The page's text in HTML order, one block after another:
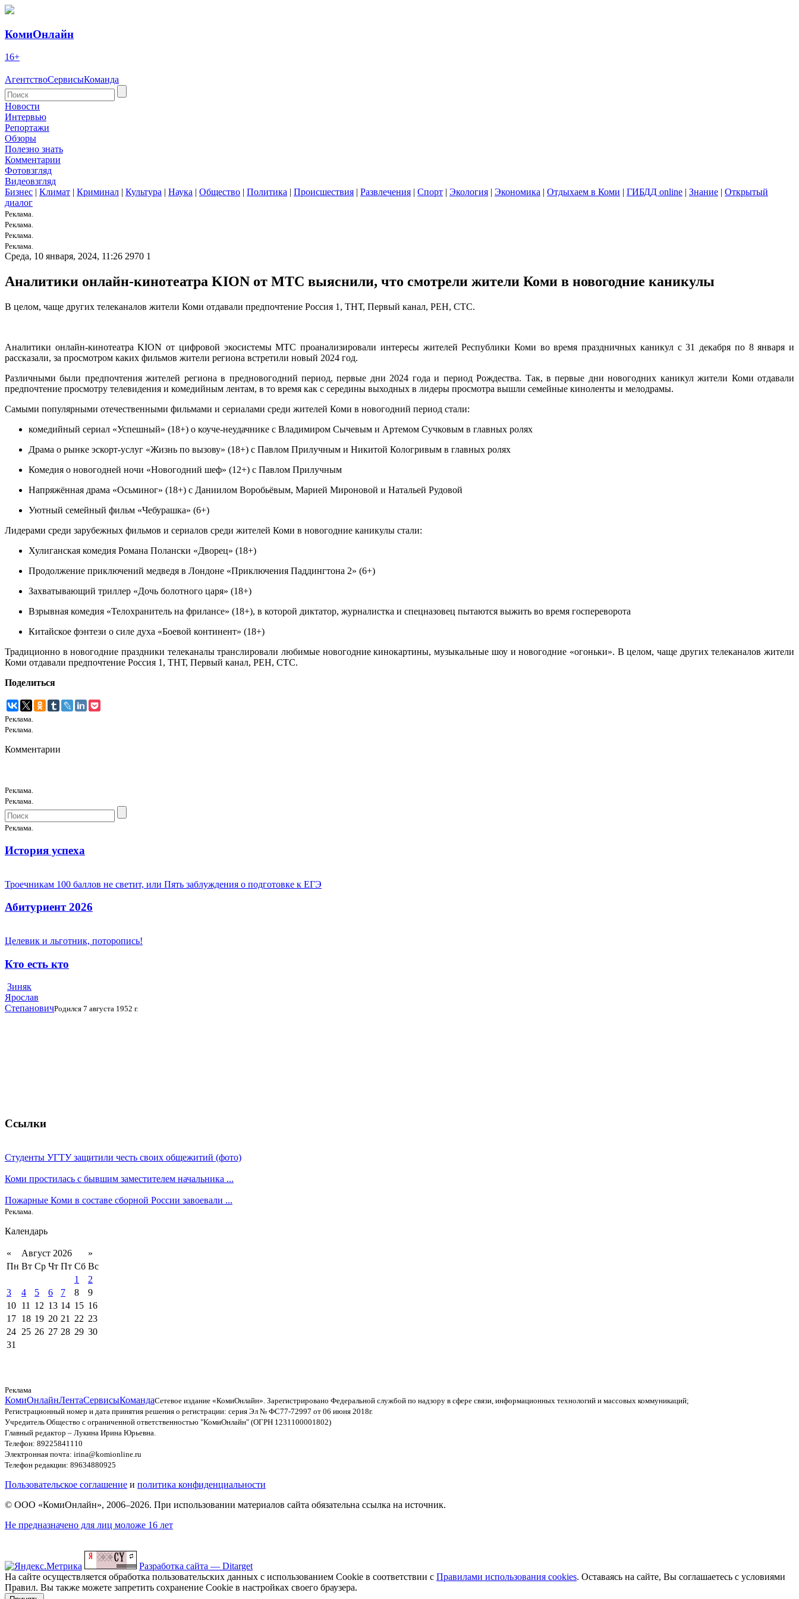
КомиОнлайн
16+
АгентствоСервисыКоманда
Новости
Интервью
Репортажи
Обзоры
Полезно знать
Комментарии
Фотовзгляд
Видеовзгляд
Бизнес | Климат | Криминал | Культура | Наука | Общество | Политика | Происшествия | Развлечения | Спорт | Экология | Экономика | Отдыхаем в Коми | ГИБДД online | Знание | Открытый
диалог
Реклама.
Реклама.
Реклама.
Реклама.
Среда, 10 января, 2024, 11:26 2970 1
Аналитики онлайн-кинотеатра KION от МТС выяснили, что смотрели жители Коми в новогодние каникулы
В целом, чаще других телеканалов жители Коми отдавали предпочтение Россия 1, ТНТ, Первый канал, РЕН, СТС.
Аналитики онлайн-кинотеатра KION от цифровой экосистемы МТС проанализировали интересы жителей Республики Коми во время праздничных каникул с 31 декабря по 8 января и
рассказали, за просмотром каких фильмов жители региона встретили новый 2024 год.
Различными были предпочтения жителей региона в предновогодний период, первые дни 2024 года и период Рождества. Так, в первые дни новогодних каникул жители Коми отдавали
предпочтение просмотру телевидения и комедийным лентам, в то время как с середины выходных в лидеры просмотра вышли семейные киноленты и мелодрамы.
Самыми популярными отечественными фильмами и сериалами среди жителей Коми в новогодний период стали:
комедийный сериал «Успешный» (18+) о коуче-неудачнике с Владимиром Сычевым и Артемом Сучковым в главных ролях
Драма о рынке эскорт-услуг «Жизнь по вызову» (18+) с Павлом Прилучным и Никитой Кологривым в главных ролях
Комедия о новогодней ночи «Новогодний шеф» (12+) с Павлом Прилучным
Напряжённая драма «Осьминог» (18+) с Даниилом Воробьёвым, Марией Мироновой и Натальей Рудовой
Уютный семейный фильм «Чебурашка» (6+)
Лидерами среди зарубежных фильмов и сериалов среди жителей Коми в новогодние каникулы стали:
Хулиганская комедия Романа Полански «Дворец» (18+)
Продолжение приключений медведя в Лондоне «Приключения Паддингтона 2» (6+)
Захватывающий триллер «Дочь болотного царя» (18+)
Взрывная комедия «Телохранитель на фрилансе» (18+), в которой диктатор, журналистка и спецназовец пытаются выжить во время госпереворота
Китайское фэнтези о силе духа «Боевой континент» (18+)
Традиционно в новогодние праздники телеканалы транслировали любимые новогодние кинокартины, музыкальные шоу и новогодние «огоньки». В целом, чаще других телеканалов жители
Коми отдавали предпочтение Россия 1, ТНТ, Первый канал, РЕН, СТС.
Поделиться
Реклама.
Реклама.
Комментарии
Реклама.
Реклама.
Реклама.
История успеха
Троечникам 100 баллов не светит, или Пять заблуждения о подготовке к ЕГЭ
Абитуриент 2026
Целевик и льготник, поторопись!
Кто есть кто
Зиняк
Ярослав
СтепановичРодился 7 августа 1952 г.
Ссылки
Студенты УГТУ защитили честь своих общежитий (фото)
Коми простилась с бывшим заместителем начальника ...
Пожарные Коми в составе сборной России завоевали ...
Реклама.
Календарь
« Август 2026
»
Пн Вт Ср Чт Пт Сб Вс
1
2
3
4 5 6 7 8
9
10 11 12 13 14 15 16
17 18 19 20 21 22 23
24 25 26 27 28 29 30
31
Реклама
КомиОнлайнЛентаСервисыКомандаСетевое издание «КомиОнлайн». Зарегистрировано Федеральной службой по надзору в сфере связи, информационных технологий и массовых коммуникаций;
Регистрационный номер и дата принятия решения о регистрации: серия Эл № ФС77-72997 от 06 июня 2018г.
Учредитель Общество с ограниченной ответственностью "КомиОнлайн" (ОГРН 1231100001802)
Главный редактор – Лукина Ирина Юрьевна.
Телефон: 89225841110
Электронная почта: irina@komionline.ru
Телефон редакции: 89634880925
Пользовательское соглашение и политика конфиденциальности
© ООО «КомиОнлайн», 2006–2026. При использовании материалов сайта обязательна ссылка на источник.
Не предназначено для лиц моложе 16 лет
Разработка сайта — Ditarget
На сайте осуществляется обработка пользовательских данных с использованием Cookie в соответствии с Правилами использования cookies. Оставаясь на сайте, Вы соглашаетесь с условиями
Правил. Вы также можете запретить сохранение Cookie в настройках своего браузера.